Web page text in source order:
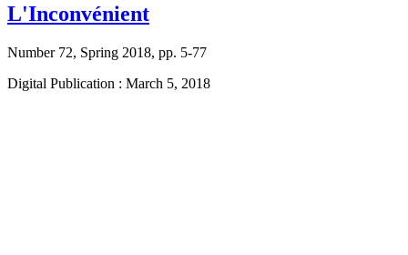
L'Inconvénient
Number 72, Spring 2018, pp. 5-77
Digital Publication : March 5, 2018